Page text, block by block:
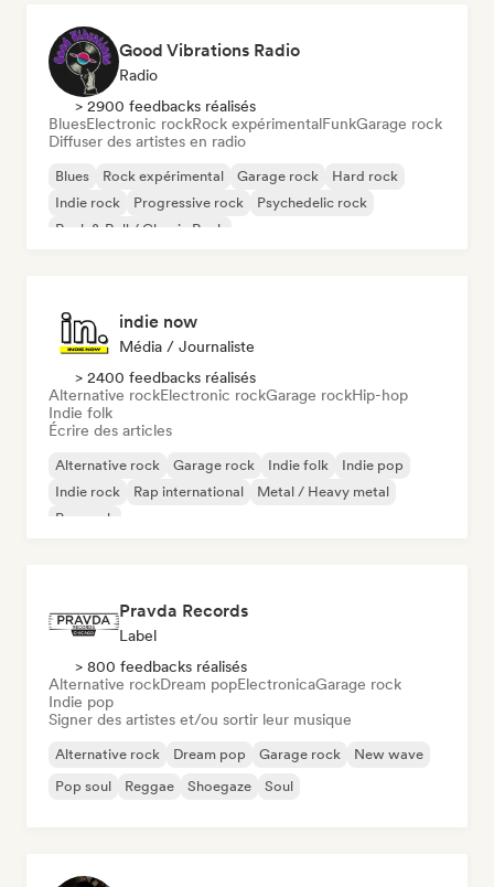
Good Vibrations Radio
Radio
> 2900 feedbacks réalisés
BluesElectronic rockRock expérimentalFunkGarage rock
Diffuser des artistes en radio
Blues Rock expérimental Garage rock
Hard rock
Indie rock
Progressive rock
Psychedelic rock
Rock & Roll / Classic Rock
indie now
Média / Journaliste
> 2400 feedbacks réalisés
Alternative rockElectronic rockGarage rockHip-hop
Indie folk
Écrire des articles
Alternative rock Garage rock Indie folk
Indie pop
Indie rock
Rap international
Metal / Heavy metal
Pop rock
Pravda Records
Label
> 800 feedbacks réalisés
Alternative rockDream popElectronicaGarage rock
Indie pop
Signer des artistes et/ou sortir leur musique
Alternative rock Dream pop Garage rock
New wave
Pop soul
Reggae Shoegaze Soul